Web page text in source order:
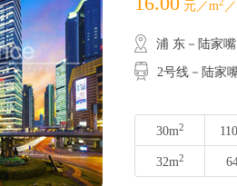
元／m2
浦 东－陆家嘴
2号线－陆家
30m2
32m2